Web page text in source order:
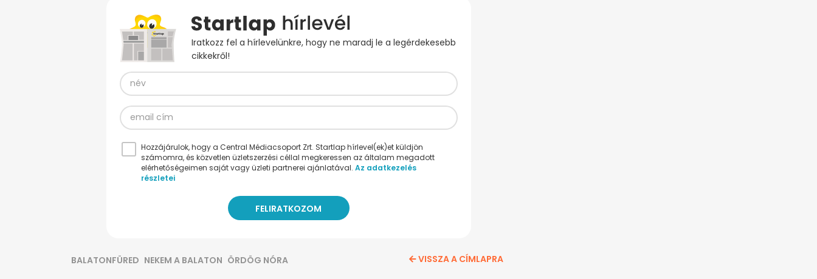
Iratkozz fel a hírlevelünkre, hogy ne maradj le a legérdekesebb
cikkekről!
Hozzájárulok, hogy a Central Médiacsoport Zrt. Startlap hírlevel(ek)et küldjön
számomra, és közvetlen üzletszerzési céllal megkeressen az általam megadott
elérhetőségeimen saját vagy üzleti partnerei ajánlatával. Az adatkezelés
részletei
BALATONFÜRED NEKEM A BALATON ÖRDÖG NÓRA VISSZA A CÍMLAPRA